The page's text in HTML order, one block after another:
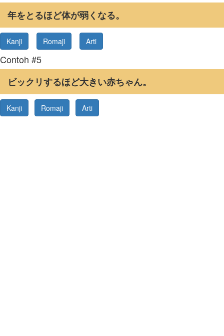
年をとるほど体が弱くなる。
Kanji Romaji Arti
Contoh #5
ビックリするほど大きい赤ちゃん。
Kanji Romaji Arti